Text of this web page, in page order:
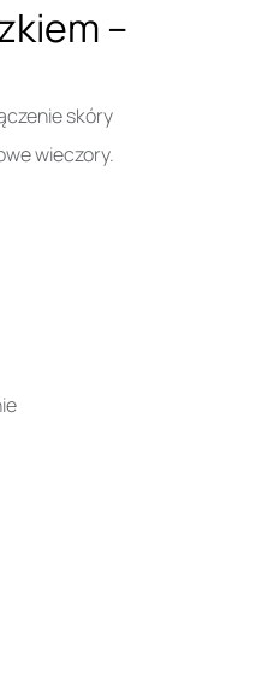
–
skóry
wieczory.